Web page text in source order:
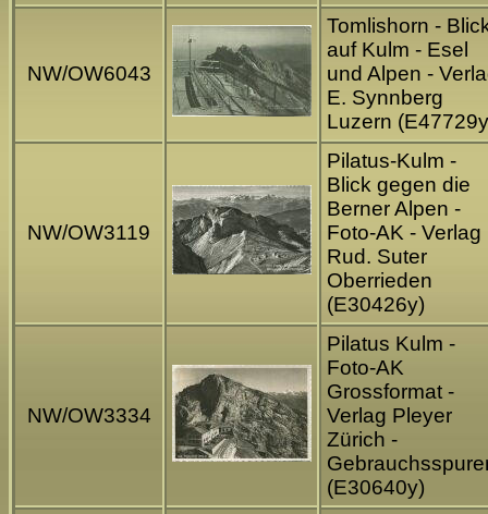
NW/OW6043
Tomlishorn -
auf Kulm - Esel
und Alpen -
E. Synnberg
Luzern
NW/OW3119
Pilatus-Kulm -
Blick gegen die
Berner Alpen -
Foto-AK - Verlag
Rud. Suter
Oberrieden
(E30426y)
NW/OW3334
Pilatus Kulm -
Foto-AK
Grossformat -
Verlag Pleyer
Zürich -
(E30640y)